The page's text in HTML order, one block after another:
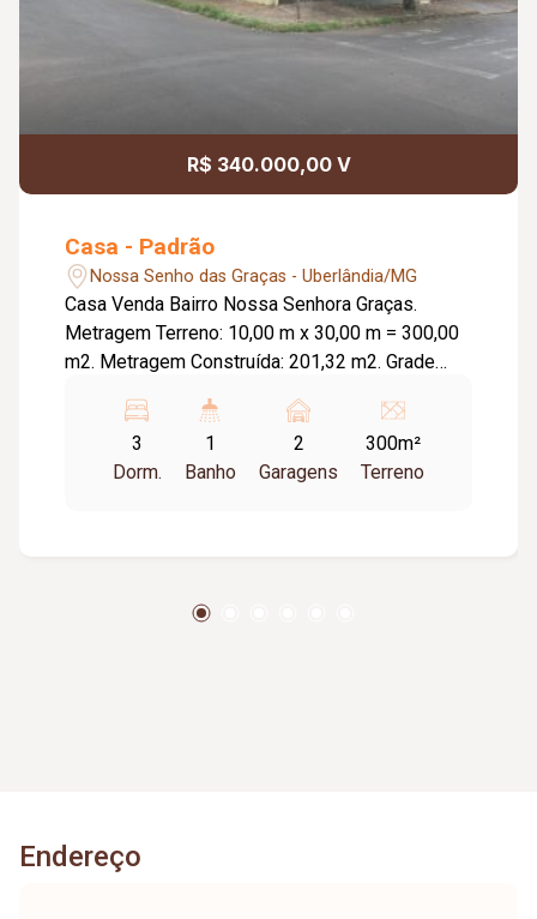
R$ 340.000,00 V
Casa - Padrão
Nossa Senho das Graças - Uberlândia/MG
Casa Venda Bairro Nossa Senhora Graças.
Metragem Terreno: 10,00 m x 30,00 m = 300,00
m2. Metragem Construída: 201,32 m2. Grade
Banheiro social. Cozinha. Lavanderia. Cômodo
despejo. Banheiro externo. Varanda fundo.
Telhado eternit e plan. Toda laje. Piso
3
Dorm.
1
Banho
2
Garagens
300m²
Terreno
Endereço